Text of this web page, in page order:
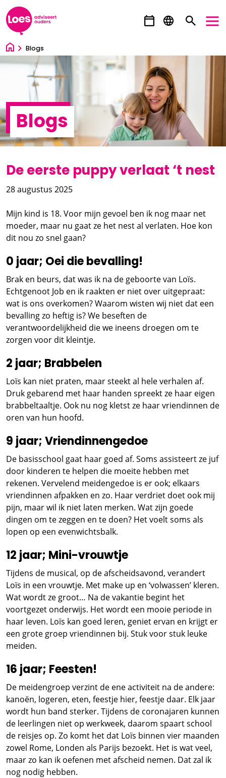
Ga direct naar inhoud
Blogs
Blogs
De eerste puppy verlaat ‘t nest
28 augustus 2025
Mijn kind is 18. Voor mijn gevoel ben ik nog maar net
moeder, maar nu gaat ze het nest al verlaten. Hoe kon
dit nou zo snel gaan?
0 jaar; Oei die bevalling!
Brak en beurs, dat was ik na de geboorte van Loïs.
Echtgenoot Job en ik raakten er niet over uitgepraat:
wat is ons overkomen? Waarom wisten wij niet dat een
bevalling zo heftig is? We beseften de
verantwoordelijkheid die we ineens droegen om te
zorgen voor dit kleintje.
2 jaar; Brabbelen
Loïs kan niet praten, maar steekt al hele verhalen af.
Druk gebarend met haar handen spreekt ze haar eigen
brabbeltaaltje. Ook nu nog kletst ze haar vriendinnen de
oren van hun hoofd.
9 jaar; Vriendinnengedoe
De basisschool gaat haar goed af. Soms assisteert ze juf
door kinderen te helpen die moeite hebben met
rekenen. Vervelend meidengedoe is er ook; elkaars
vriendinnen afpakken en zo. Haar verdriet doet ook mij
pijn, maar wil ik niet laten merken. Wat zijn goede
dingen om te zeggen en te doen? Het voelt soms als
lopen op een evenwichtsbalk.
12 jaar; Mini-vrouwtje
Tijdens de musical, op de afscheidsavond, verandert
Loïs in een vrouwtje. Met make up en ‘volwassen’ kleren.
Wat wordt ze groot… Na de vakantie begint het
voortgezet onderwijs. Het wordt een mooie periode in
haar leven. Loïs kan goed leren, geniet ervan en krijgt er
een grote groep vriendinnen bij. Stuk voor stuk leuke
meiden.
16 jaar; Feesten!
De meidengroep verzint de ene activiteit na de andere:
kanoën, logeren, eten, feestje hier, feestje daar. Elk jaar
wordt hun band sterker. Tijdens de coronajaren kunnen
de leerlingen niet op werkweek, daarom spaart school
de reisjes op. Zo komt het dat Loïs binnen vier maanden
zowel Rome, Londen als Parijs bezoekt. Het is wat veel,
maar zo kan ik oefenen met afscheid nemen. Dat zal ik
nog nodig hebben.